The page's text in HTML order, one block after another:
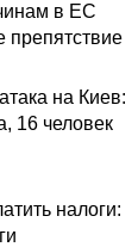
в ЕС
препятствие
на Киев:
16 человек
налоги: